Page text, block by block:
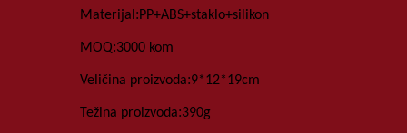
Materijal:PP+ABS+staklo+silikon
MOQ:3000 kom
Veličina proizvoda:9*12*19cm
Težina proizvoda:390g